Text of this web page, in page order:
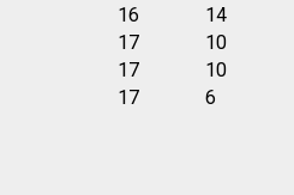
16
14
17
10
17
10
17 6